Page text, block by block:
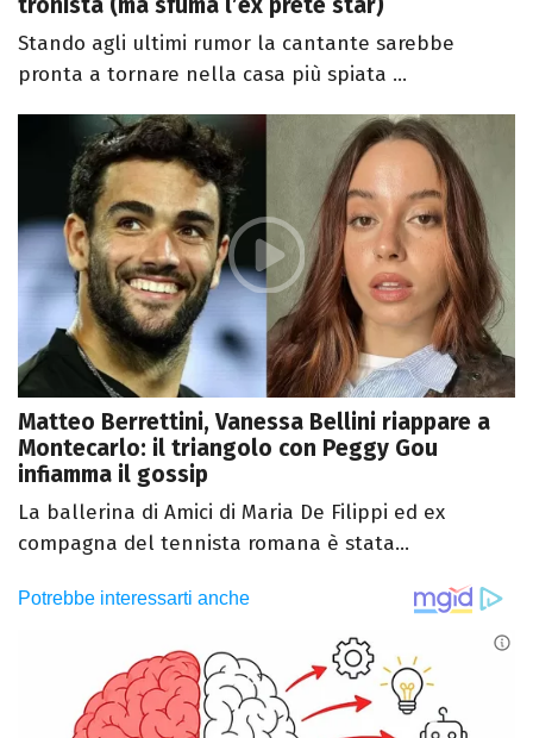
Stando agli ultimi rumor la cantante sarebbe
pronta a tornare nella casa più spiata ...
Matteo Berrettini, Vanessa Bellini riappare a
Montecarlo: il triangolo con Peggy Gou
infiamma il gossip
La ballerina di Amici di Maria De Filippi ed ex
compagna del tennista romana è stata...